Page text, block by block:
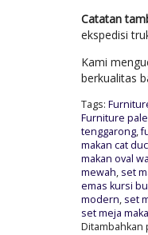
Catatan
ekspedisi
Kami
berkualitas
Tags:
Furniture
tenggarong,
makan cat
makan oval
mewah, set
emas kursi
modern, set
set meja
Ditambahkan